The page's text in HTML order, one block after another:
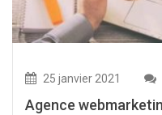
25 janvier 2021
Agence